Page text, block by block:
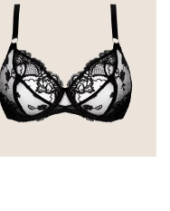
till i
önskelistan